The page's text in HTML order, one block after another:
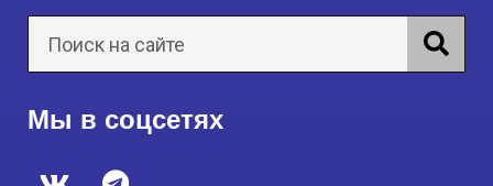
Мы в соцсетях